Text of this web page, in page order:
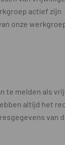
actief zijn
onze
te melden als
altijd het